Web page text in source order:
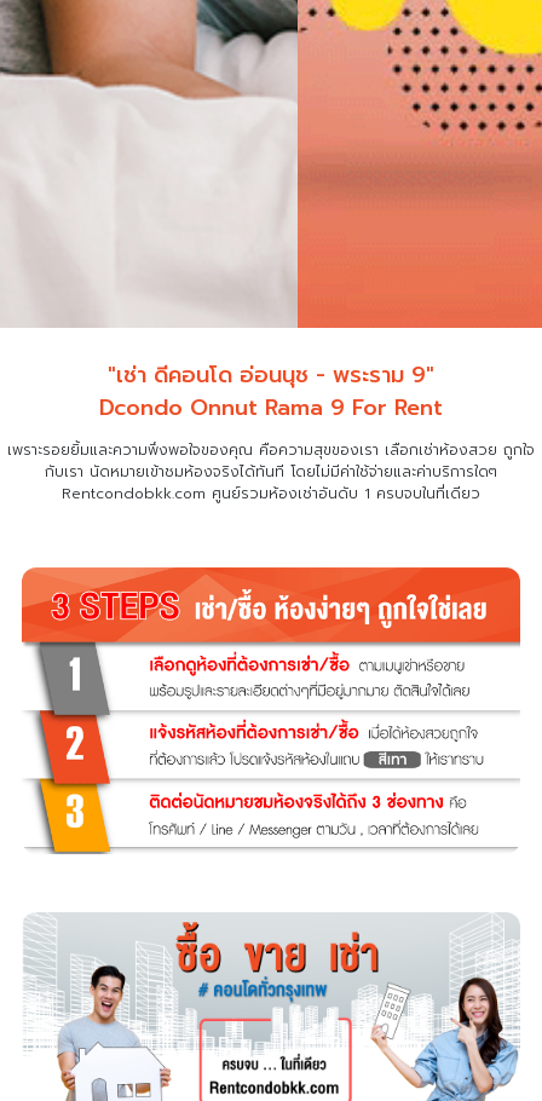
"เช่า ดีคอนโด อ่อนนุช - พระราม 9"
Dcondo Onnut Rama 9 For Rent
เพราะรอยยิ้มและความพึงพอใจของคุณ คือความสุขของเรา เลือกเช่าห้องสวย ถูกใจ
กับเรา นัดหมายเข้าชมห้องจริงได้ทันที โดยไม่มีค่าใช้จ่ายและค่าบริการใดๆ
Rentcondobkk.com ศูนย์รวมห้องเช่าอันดับ 1 ครบจบในที่เดียว